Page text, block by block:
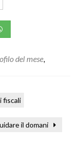
del mese
fiscali
il domani